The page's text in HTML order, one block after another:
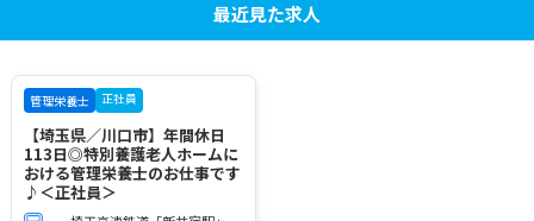
最近見た求人
管理栄養士 正社員
【埼玉県／川口市】年間休日
113日◎特別養護老人ホームに
おける管理栄養士のお仕事です
♪＜正社員＞